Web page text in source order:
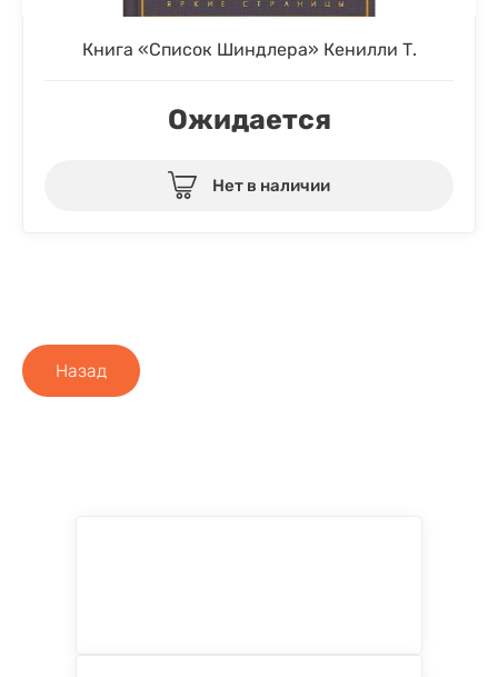
Книга «Список Шиндлера» Кенилли Т.
Ожидается
Нет в наличии
Назад